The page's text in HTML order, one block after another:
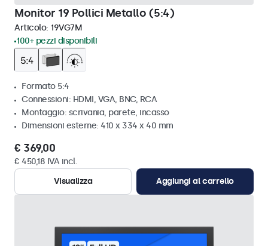
Monitor 19 Pollici Metallo (5:4)
Articolo: 19VG7M
100+ pezzi disponibili
Formato 5:4
Connessioni: HDMI, VGA, BNC, RCA
Montaggio: scrivania, parete, incasso
Dimensioni esterne: 410 x 334 x 40 mm
€ 369,00
€ 450,18 IVA incl.
Visualizza
Aggiungi al carrello